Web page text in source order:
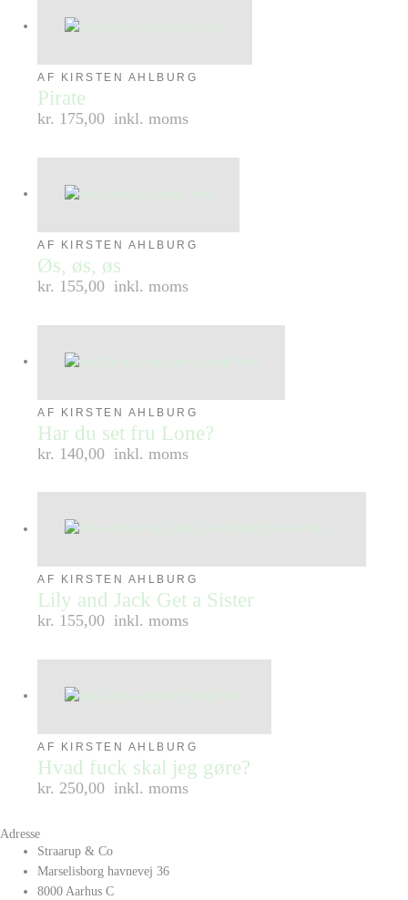
AF KIRSTEN AHLBURG
Pirate
kr. 175,00 inkl. moms
AF KIRSTEN AHLBURG
Øs, øs, øs
kr. 155,00 inkl. moms
AF KIRSTEN AHLBURG
Har du set fru Lone?
kr. 140,00 inkl. moms
AF KIRSTEN AHLBURG
Lily and Jack Get a Sister
kr. 155,00 inkl. moms
AF KIRSTEN AHLBURG
Hvad fuck skal jeg gøre?
kr. 250,00 inkl. moms
Adresse
Straarup & Co
Marselisborg havnevej 36
8000 Aarhus C